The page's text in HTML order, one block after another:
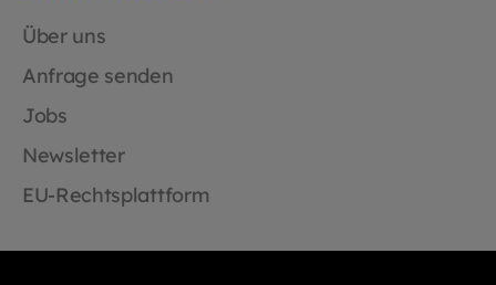
Über uns
Anfrage senden
Jobs
Newsletter
EU-Rechtsplattform